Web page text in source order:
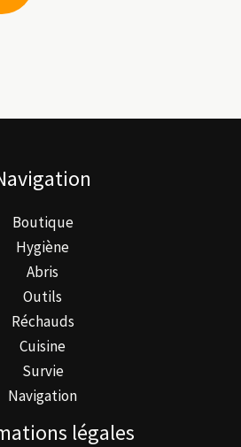
Boutique
Hygiène
Abris
Outils
Réchauds
Cuisine
Survie
Navigation
légales